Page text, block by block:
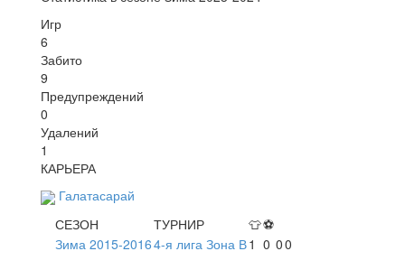
Игр
6
Забито
9
Предупреждений
0
Удалений
1
КАРЬЕРА
Галатасарай
СЕЗОН
ТУРНИР 👕⚽
Зима 2015-20164-я лига Зона В1 0 00